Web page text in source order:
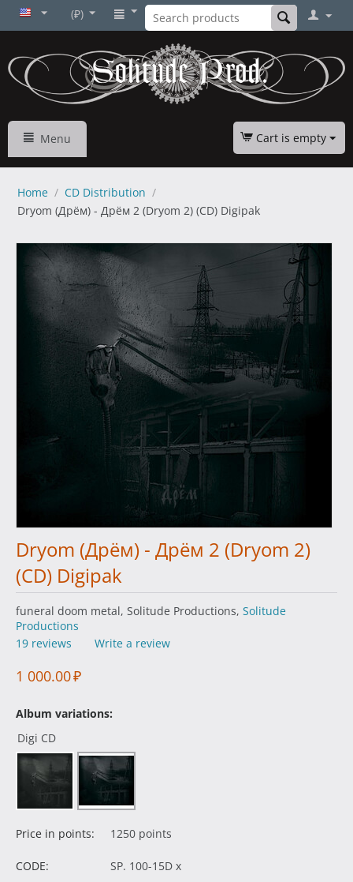
(₽)
Menu Cart is empty
Home / CD Distribution /
Dryom (Дрём) - Дрём 2 (Dryom 2) (CD) Digipak
Dryom (Дрём) - Дрём 2 (Dryom 2)
(CD) Digipak
funeral doom metal, Solitude Productions, Solitude
Productions
19 reviews
Write a review
1 000.00₽
Album variations:
Digi CD
Price in points: 1250 points
CODE:
SP. 100-15D x